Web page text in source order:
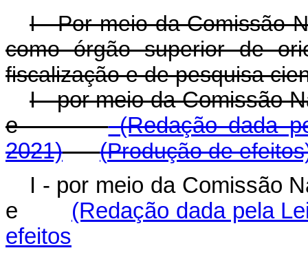
I - Por meio da Comissão
como órgão superior de
fiscalização e de pesquisa
I - por meio da Comissão
e(Redação dada
2021)
(Produção de
I - por meio da Comissão
e (Redação dada pela
efeitos